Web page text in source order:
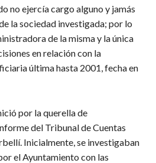
no ejercía cargo alguno y jamás
la sociedad investigada; por lo
de la misma y la única
en relación con la
última hasta 2001, fecha en
por la querella de
del Tribunal de Cuentas
Inicialmente, se investigaban
el Ayuntamiento con las